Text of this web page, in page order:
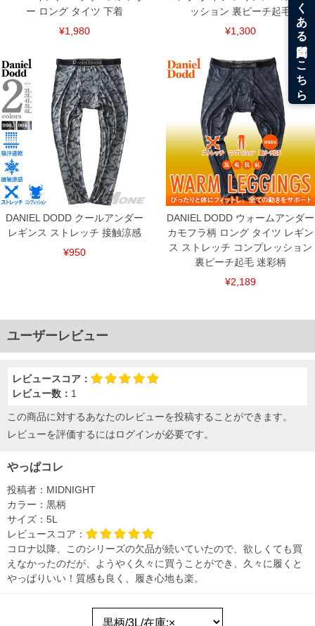
DETAIL
ー ロング タイツ 下着
¥1,980
ッション 裏ピーチ起毛
¥1,300
DANIEL DODD クールアンダー
レギンス ストレッチ 接触涼感
¥950
DANIEL DODD ウォームアンダー
カモフラ柄 ロング タイツ レギン
ス ストレッチ コンプレッション
裏ピーチ起毛 迷彩柄
¥2,189
ユーザーレビュー
レビュースコア：
レビュー数： 1
この商品に対するあなたのレビューを投稿することができます。
レビューを評価するにはログインが必要です。
やっぱコレ
投稿者： MIDNIGHT
カラー： 黒柄
サイズ： 5L
レビュースコア：
コロナ以降、このシリーズの欠品が続いていたので、欲しくても買
えなかったのだが、ようやく久々に買うことができ、久々に履くと
やっぱりいい！質感も良く、履き心地も楽。